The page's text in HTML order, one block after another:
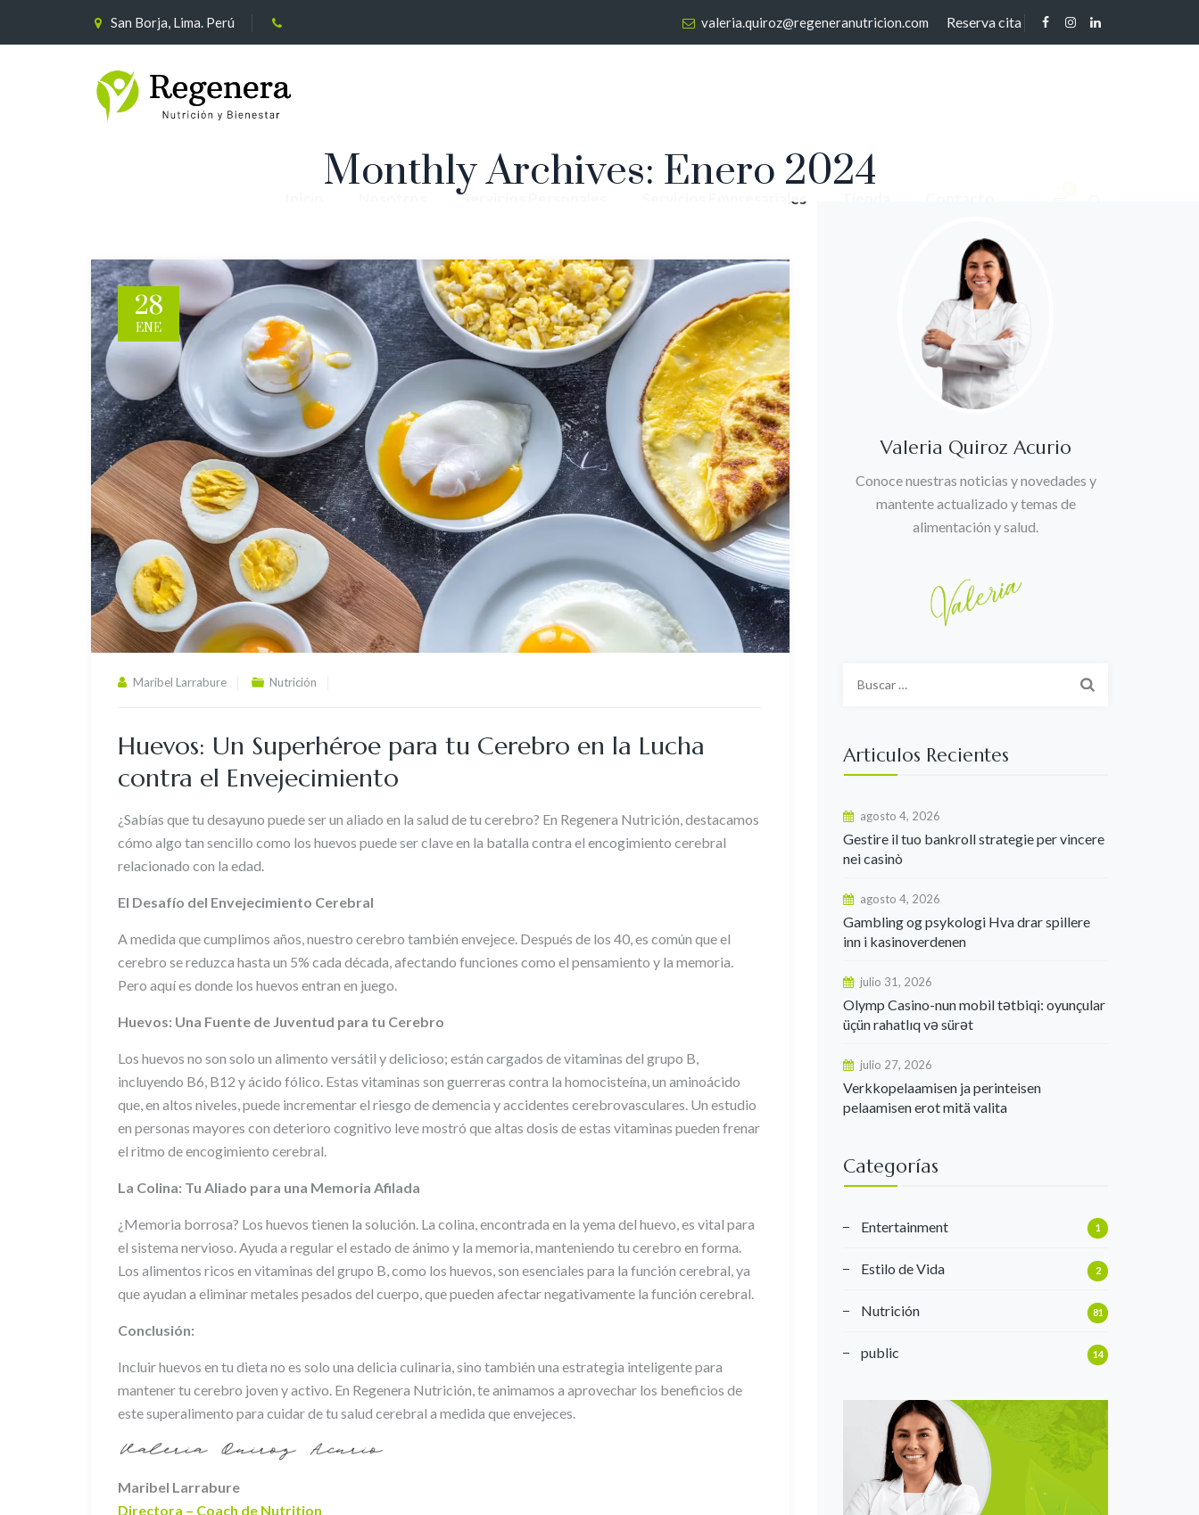
San Borja, Lima. Perú valeria.quiroz@regeneranutricion.com Reserva cita
Servicios Personales Servicios Empresariales
Monthly Archives: Enero 2024
28
ENE
Maribel Larrabure Nutrición
Huevos: Un Superhéroe para tu Cerebro en la Lucha
contra el Envejecimiento
¿Sabías que tu desayuno puede ser un aliado en la salud de tu cerebro? En Regenera Nutrición, destacamos
cómo algo tan sencillo como los huevos puede ser clave en la batalla contra el encogimiento cerebral
relacionado con la edad.
El Desafío del Envejecimiento Cerebral
A medida que cumplimos años, nuestro cerebro también envejece. Después de los 40, es común que el
cerebro se reduzca hasta un 5% cada década, afectando funciones como el pensamiento y la memoria.
Pero aquí es donde los huevos entran en juego.
Huevos: Una Fuente de Juventud para tu Cerebro
Los huevos no son solo un alimento versátil y delicioso; están cargados de vitaminas del grupo B,
incluyendo B6, B12 y ácido fólico. Estas vitaminas son guerreras contra la homocisteína, un aminoácido
que, en altos niveles, puede incrementar el riesgo de demencia y accidentes cerebrovasculares. Un estudio
en personas mayores con deterioro cognitivo leve mostró que altas dosis de estas vitaminas pueden frenar
el ritmo de encogimiento cerebral.
La Colina: Tu Aliado para una Memoria Afilada
¿Memoria borrosa? Los huevos tienen la solución. La colina, encontrada en la yema del huevo, es vital para
el sistema nervioso. Ayuda a regular el estado de ánimo y la memoria, manteniendo tu cerebro en forma.
Los alimentos ricos en vitaminas del grupo B, como los huevos, son esenciales para la función cerebral, ya
que ayudan a eliminar metales pesados del cuerpo, que pueden afectar negativamente la función cerebral.
Conclusión:
Incluir huevos en tu dieta no es solo una delicia culinaria, sino también una estrategia inteligente para
mantener tu cerebro joven y activo. En Regenera Nutrición, te animamos a aprovechar los beneficios de
este superalimento para cuidar de tu salud cerebral a medida que envejeces.
Maribel Larrabure
Directora – Coach de Nutrition
Valeria Quiroz Acurio
Conoce nuestras noticias y novedades y
mantente actualizado y temas de
alimentación y salud.
Articulos Recientes
agosto 4, 2026
Gestire il tuo bankroll strategie per vincere
nei casinò
agosto 4, 2026
Gambling og psykologi Hva drar spillere
inn i kasinoverdenen
julio 31, 2026
Olymp Casino-nun mobil tətbiqi: oyunçular
üçün rahatlıq və sürət
julio 27, 2026
Verkkopelaamisen ja perinteisen
pelaamisen erot mitä valita
Categorías
Entertainment 1
Estilo de Vida 2
Nutrición 81
public 14